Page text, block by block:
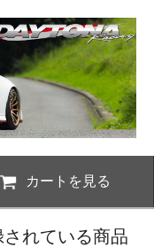
カートを見る
されている商品